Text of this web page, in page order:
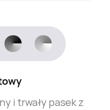
i trwały pasek z